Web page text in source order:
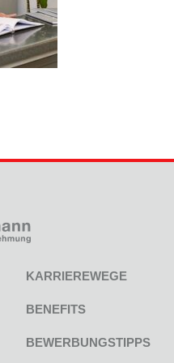
KARRIEREWEGE
BENEFITS
BEWERBUNGSTIPPS